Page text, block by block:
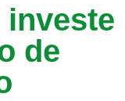
investe
de